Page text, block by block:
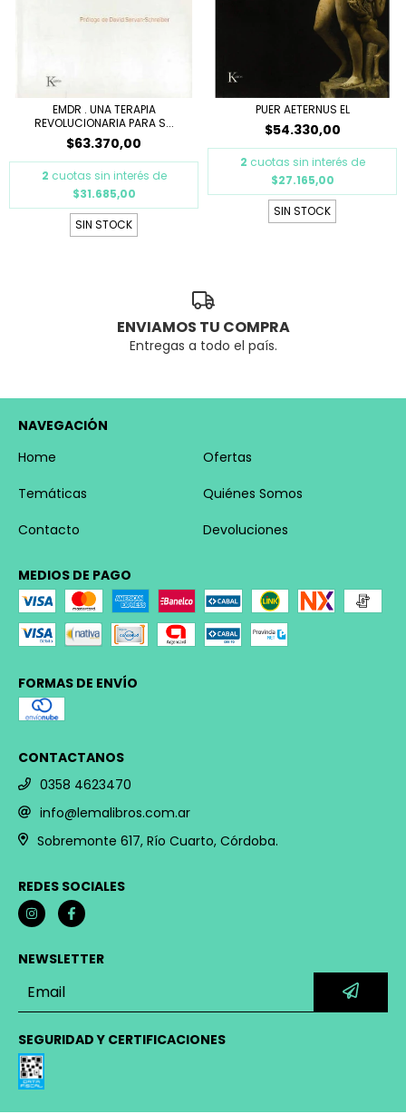
EMDR . UNA TERAPIA
REVOLUCIONARIA PARA S...
$63.370,00
2 cuotas sin interés de
$31.685,00
SIN STOCK
PUER AETERNUS EL
$54.330,00
2 cuotas sin interés de
$27.165,00
SIN STOCK
ENVIAMOS TU COMPRA
Entregas a todo el país.
NAVEGACIÓN
Home
Ofertas
Temáticas
Quiénes Somos
Contacto
Devoluciones
MEDIOS DE PAGO
FORMAS DE ENVÍO
CONTACTANOS
0358 4623470
info@lemalibros.com.ar
Sobremonte 617, Río Cuarto, Córdoba.
REDES SOCIALES
NEWSLETTER
SEGURIDAD Y CERTIFICACIONES